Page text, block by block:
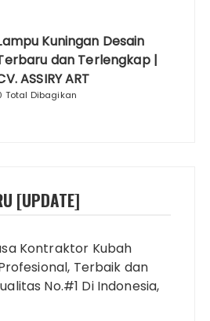
Kuningan Desain
dan Terlengkap |
ASSIRY ART
Total Dibagikan
[UPDATE]
Kontraktor Kubah
Terbaik dan
No.#1 Di Indonesia,